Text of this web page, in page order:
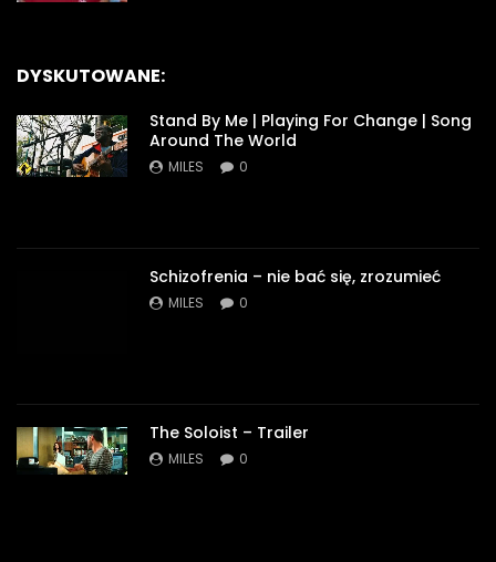
DYSKUTOWANE:
Stand By Me | Playing For Change | Song
Around The World
MILES 0
Schizofrenia – nie bać się, zrozumieć
MILES 0
The Soloist – Trailer
MILES 0